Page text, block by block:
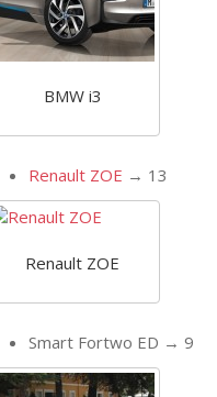
BMW i3
Renault ZOE → 13
Renault ZOE
Smart Fortwo ED → 9